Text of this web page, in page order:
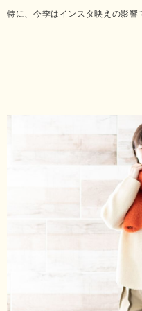
特に、今季はインスタ映えの影響